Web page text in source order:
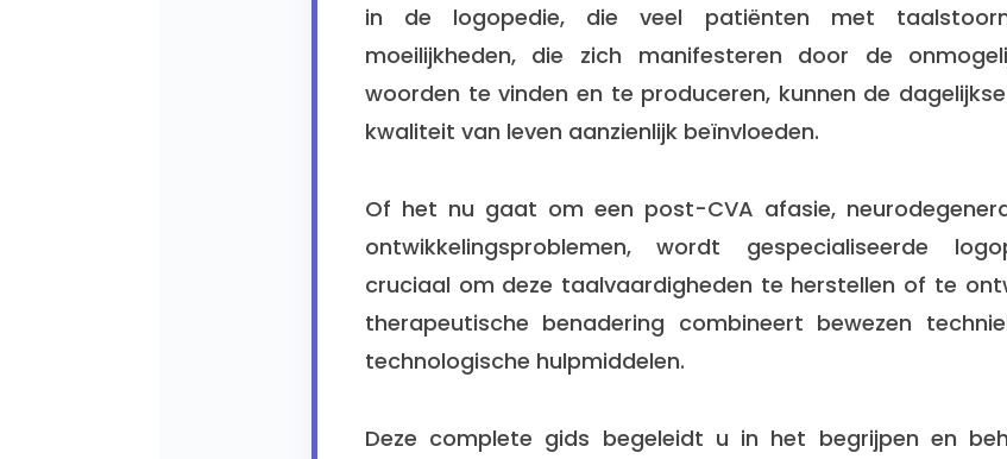
in de logopedie, die veel patiënten met
moeilijkheden, die zich manifesteren door de
woorden te vinden en te produceren, kunnen de
kwaliteit van leven aanzienlijk beïnvloeden.
Of het nu gaat om een post-CVA afasie,
ontwikkelingsproblemen, wordt gespecialiseerde
cruciaal om deze taalvaardigheden te herstellen of te
therapeutische benadering combineert bewezen
technologische hulpmiddelen.
Deze complete gids begeleidt u in het begrijpen en